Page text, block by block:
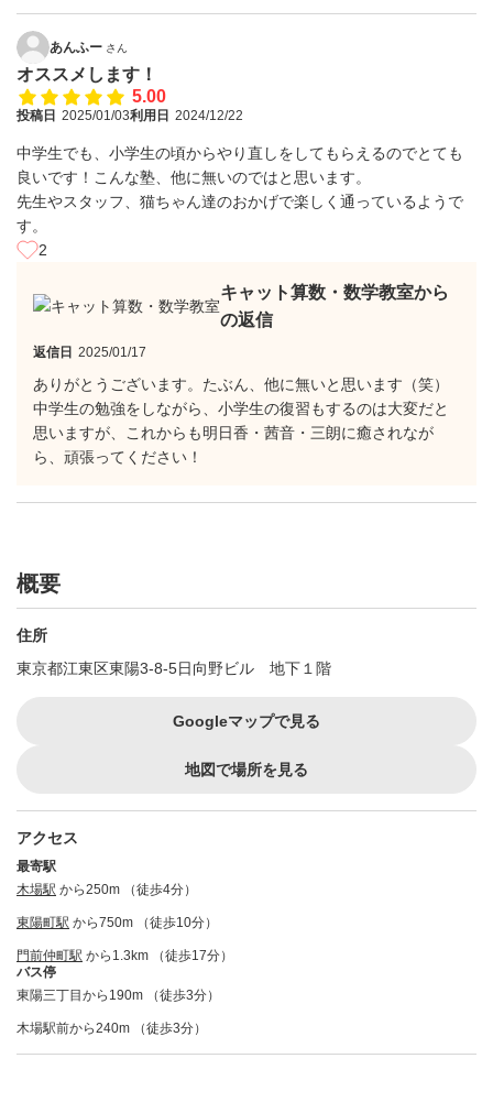
あんふー さん
オススメします！
5.00
投稿日 2025/01/03利用日 2024/12/22
中学生でも、小学生の頃からやり直しをしてもらえるのでとても
良いです！こんな塾、他に無いのではと思います。
先生やスタッフ、猫ちゃん達のおかげで楽しく通っているようで
す。
2
キャット算数・数学教室から
の返信
返信日 2025/01/17
ありがとうございます。たぶん、他に無いと思います（笑）
中学生の勉強をしながら、小学生の復習もするのは大変だと
思いますが、これからも明日香・茜音・三朗に癒されなが
ら、頑張ってください！
概要
住所
東京都江東区東陽3-8-5日向野ビル 地下１階
Googleマップで見る
地図で場所を見る
アクセス
最寄駅
木場駅 から250m （徒歩4分）
東陽町駅 から750m （徒歩10分）
門前仲町駅 から1.3km （徒歩17分）
バス停
東陽三丁目から190m （徒歩3分）
木場駅前から240m （徒歩3分）